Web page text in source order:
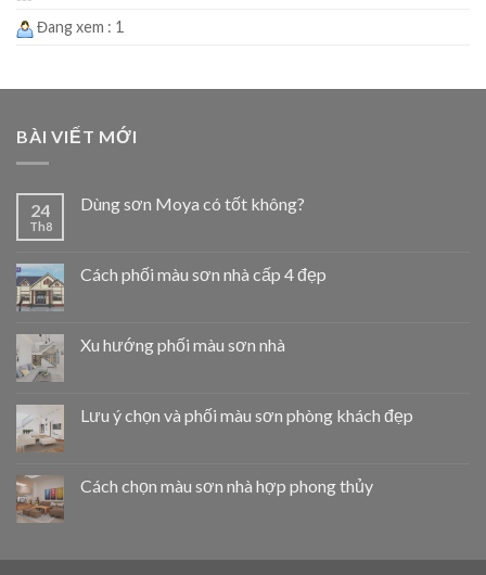
Đang xem : 1
BÀI VIẾT MỚI
24
Th8
Dùng sơn Moya có tốt không?
Cách phối màu sơn nhà cấp 4 đẹp
Xu hướng phối màu sơn nhà
Lưu ý chọn và phối màu sơn phòng khách đẹp
Cách chọn màu sơn nhà hợp phong thủy